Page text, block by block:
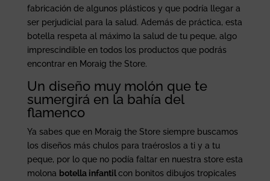
fabricación de algunos plásticos y que podría llegar a
ser perjudicial para la salud. Además de práctica, esta
botella respeta al máximo la salud de tu peque, algo
imprescindible en todos los productos que podrás
encontrar en Moraig the Store.
Un diseño muy molón que te
sumergirá en la bahía del
flamenco
Ya sabes que en Moraig the Store siempre buscamos
los diseños más chulos para traéroslos a ti y a tu
peque, por lo que no podía faltar en nuestra store esta
molona botella infantilcon bonitos dibujos tropicales